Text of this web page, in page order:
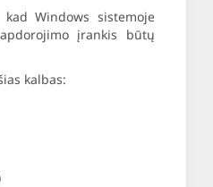
Windows sistemoje
įrankis būtų
kalbas: